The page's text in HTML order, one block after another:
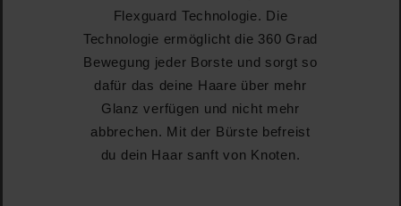
Flexguard Technologie. Die
Technologie ermöglicht die 360 Grad
Bewegung jeder Borste und sorgt so
dafür das deine Haare über mehr
Glanz verfügen und nicht mehr
abbrechen. Mit der Bürste befreist
du dein Haar sanft von Knoten.